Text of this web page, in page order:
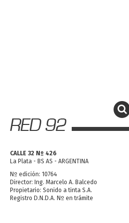
CALLE 32 Nº 426
La Plata - BS AS - ARGENTINA
Nº edición: 10764
Director: Ing. Marcelo A. Balcedo
Propietario: Sonido a tinta S.A.
Registro D.N.D.A. Nº en trámite